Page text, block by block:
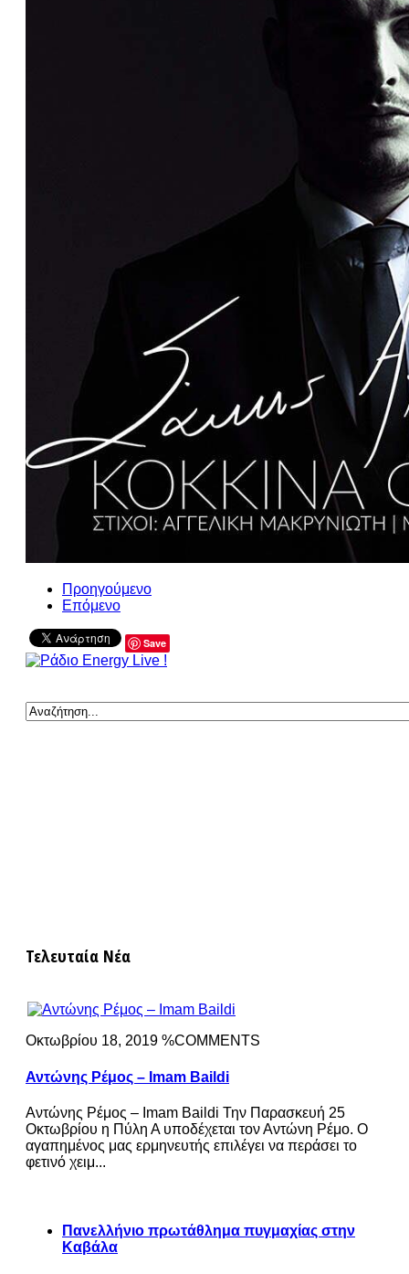
Προηγούμενο
Επόμενο
Save
Τελευταία Νέα
Οκτωβρίου 18, 2019 %COMMENTS
Αντώνης Ρέμος – Imam Baildi
Αντώνης Ρέμος – Imam Baildi Την Παρασκευή 25
Οκτωβρίου η Πύλη Α υποδέχεται τον Αντώνη Ρέμο. Ο
αγαπημένος μας ερμηνευτής επιλέγει να περάσει το
φετινό χειμ...
Πανελλήνιο πρωτάθλημα πυγμαχίας στην
Καβάλα